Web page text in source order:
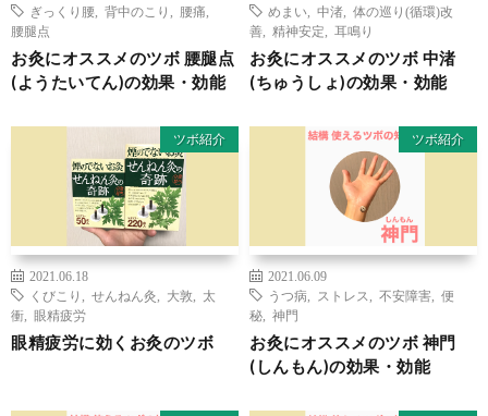
ぎっくり腰
背中のこり 腰痛
腰腿点
お灸にオススメのツボ 腰腿点
(ようたいてん)の効果・効能
めまい
中渚
体の巡り(循環)改
善
精神安定 耳鳴り
お灸にオススメのツボ 中渚
(ちゅうしょ)の効果・効能
ツボ紹介
2021.06.18
くびこり
せんねん灸 大敦
太
衝
眼精疲労
眼精疲労に効くお灸のツボ
ツボ紹介
2021.06.09
うつ病
ストレス 不安障害
便
秘
神門
お灸にオススメのツボ 神門
(しんもん)の効果・効能